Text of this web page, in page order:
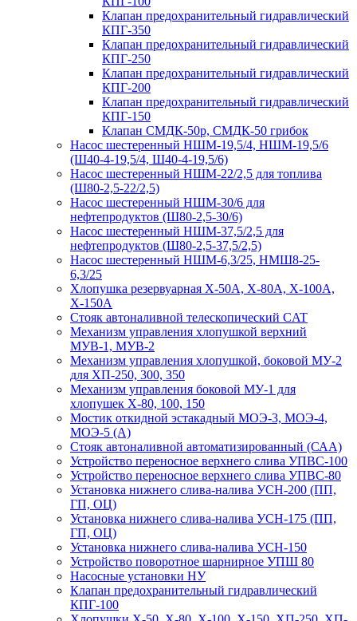
Клапан предохранительный гидравлический
КПГ-350
Клапан предохранительный гидравлический
КПГ-250
Клапан предохранительный гидравлический
КПГ-200
Клапан предохранительный гидравлический
КПГ-150
Клапан СМДК-50р, СМДК-50 грибок
Насос шестеренный НШМ-19,5/4, НШМ-19,5/6
(Ш40-4-19,5/4, Ш40-4-19,5/6)
Насос шестеренный НШМ-22/2,5 для топлива
(Ш80-2,5-22/2,5)
Насос шестеренный НШМ-30/6 для
нефтепродуктов (Ш80-2,5-30/6)
Насос шестеренный НШМ-37,5/2,5 для
нефтепродуктов (Ш80-2,5-37,5/2,5)
Насос шестеренный НШМ-6,3/25, НМШ8-25-
6,3/25
Хлопушка резервуарная Х-50А, Х-80А, Х-100А,
Х-150А
Стояк автоналивной телескопический CAT
Механизм управления хлопушкой верхний
МУВ-1, МУВ-2
Механизм управления хлопушкой, боковой МУ-2
для ХП-250, 300, 350
Механизм управления боковой МУ-1 для
хлопушек Х-80, 100, 150
Мостик откидной эстакадный МОЭ-3, МОЭ-4,
МОЭ-5 (А)
Стояк автоналивной автоматизированный (САА)
Устройство переносное верхнего слива УПВС-100
Устройство переносное верхнего слива УПВС-80
Установка нижнего слива-налива УСН-200 (ПП,
ГП, ОЦ)
Установка нижнего слива-налива УСН-175 (ПП,
ГП, ОЦ)
Установка нижнего слива-налива УСН-150
Устройство поворотное шарнирное УПШ 80
Насосные установки НУ
Клапан предохранительный гидравлический
КПГ-100